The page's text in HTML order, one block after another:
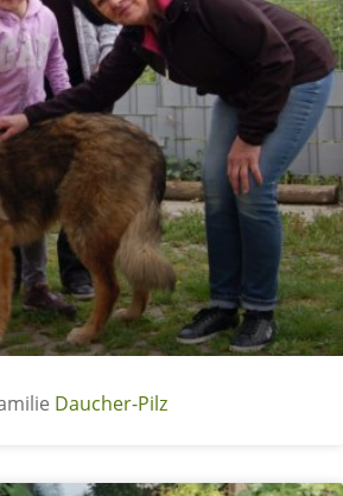
Daucher-Pilz